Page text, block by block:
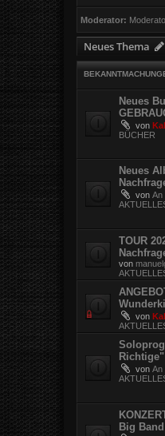
Moderator:
Neues Thema
Neues
von
BÜCHER
Neues
von An
TOUR
von
von
Richtige"
von An
Big